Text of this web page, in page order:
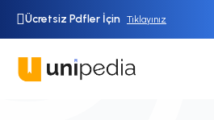
Ücretsiz Pdfler İçin Tıklayınız